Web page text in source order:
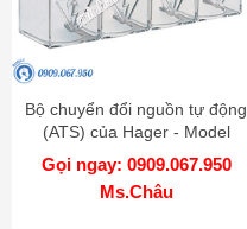
Bộ chuyển đổi nguồn tự động
(ATS) của Hager - Model
HZC202
Gọi ngay: 0909.067.950
Ms.Châu